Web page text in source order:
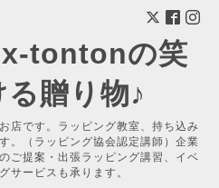
tontonの笑
贈り物♪
店です。ラッピング教室、持ち込み
。（ラッピング協会認定講師）企業
ご提案・出張ラッピング講習、イベ
サービスも承ります。